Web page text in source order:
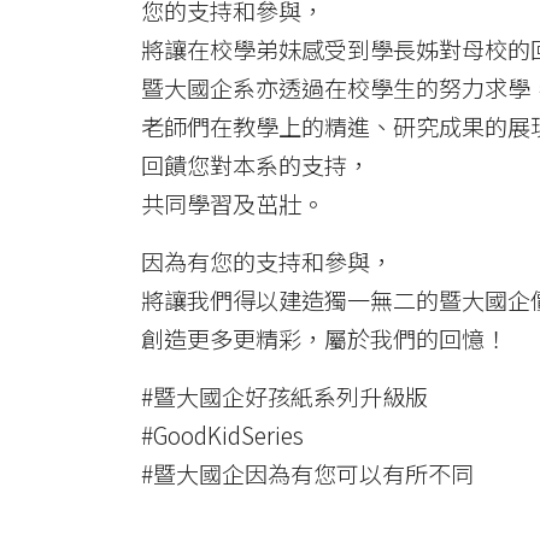
您的支持和參與，
將讓在校學弟妹感受到學長姊對母校的
暨大國企系亦透過在校學生的努力求學
老師們在教學上的精進、研究成果的展
回饋您對本系的支持，
共同學習及茁壯。
因為有您的支持和參與，
將讓我們得以建造獨一無二的暨大國企
創造更多更精彩，屬於我們的回憶！
#暨大國企好孩紙系列升級版
#GoodKidSeries
#暨大國企因為有您可以有所不同